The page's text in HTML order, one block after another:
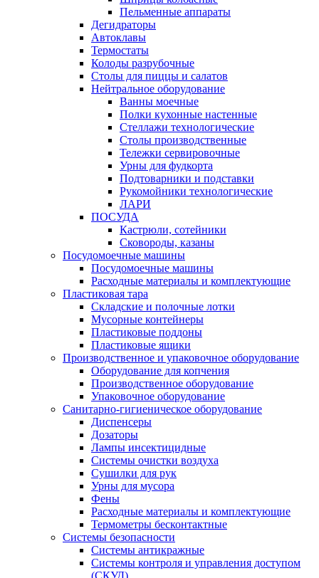
Пельменные аппараты
Дегидраторы
Автоклавы
Термостаты
Колоды разрубочные
Столы для пиццы и салатов
Нейтральное оборудование
Ванны моечные
Полки кухонные настенные
Стеллажи технологические
Столы производственные
Тележки сервировочные
Урны для фудкорта
Подтоварники и подставки
Рукомойники технологические
ЛАРИ
ПОСУДА
Кастрюли, сотейники
Сковороды, казаны
Посудомоечные машины
Посудомоечные машины
Расходные материалы и комплектующие
Пластиковая тара
Складские и полочные лотки
Мусорные контейнеры
Пластиковые поддоны
Пластиковые ящики
Производственное и упаковочное оборудование
Оборудование для копчения
Производственное оборудование
Упаковочное оборудование
Санитарно-гигиеническое оборудование
Диспенсеры
Дозаторы
Лампы инсектицидные
Системы очистки воздуха
Сушилки для рук
Урны для мусора
Фены
Расходные материалы и комплектующие
Термометры бесконтактные
Системы безопасности
Системы антикражные
Системы контроля и управления доступом
(СКУД)